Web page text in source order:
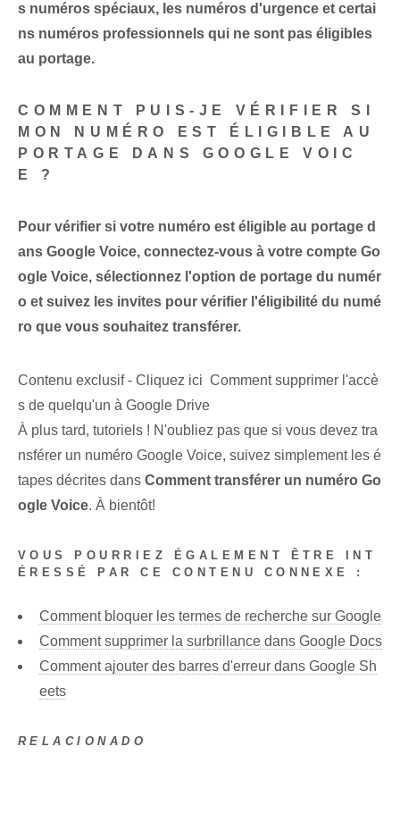
s numéros spéciaux, les numéros d'urgence et certai
ns numéros professionnels qui ne sont pas éligibles
au portage.
COMMENT PUIS-JE VÉRIFIER SI
MON NUMÉRO EST ÉLIGIBLE AU
PORTAGE DANS GOOGLE VOIC
E ?
Pour vérifier si votre numéro est éligible au portage d
ans Google Voice, connectez-vous à votre compte Go
ogle Voice, sélectionnez l'option de portage du numér
o et suivez les invites pour vérifier l'éligibilité du numé
ro que vous souhaitez transférer.
Contenu exclusif - Cliquez ici Comment supprimer l'accè
s de quelqu'un à Google Drive
À plus tard, tutoriels ! N'oubliez pas que si vous devez tra
nsférer un numéro Google Voice, suivez simplement les é
tapes décrites dans Comment transférer un numéro Go
ogle Voice. À bientôt!
VOUS POURRIEZ ÉGALEMENT ÊTRE INT
ÉRESSÉ PAR CE CONTENU CONNEXE :
Comment bloquer les termes de recherche sur Google
Comment supprimer la surbrillance dans Google Docs
Comment ajouter des barres d'erreur dans Google Sh
eets
RELACIONADO